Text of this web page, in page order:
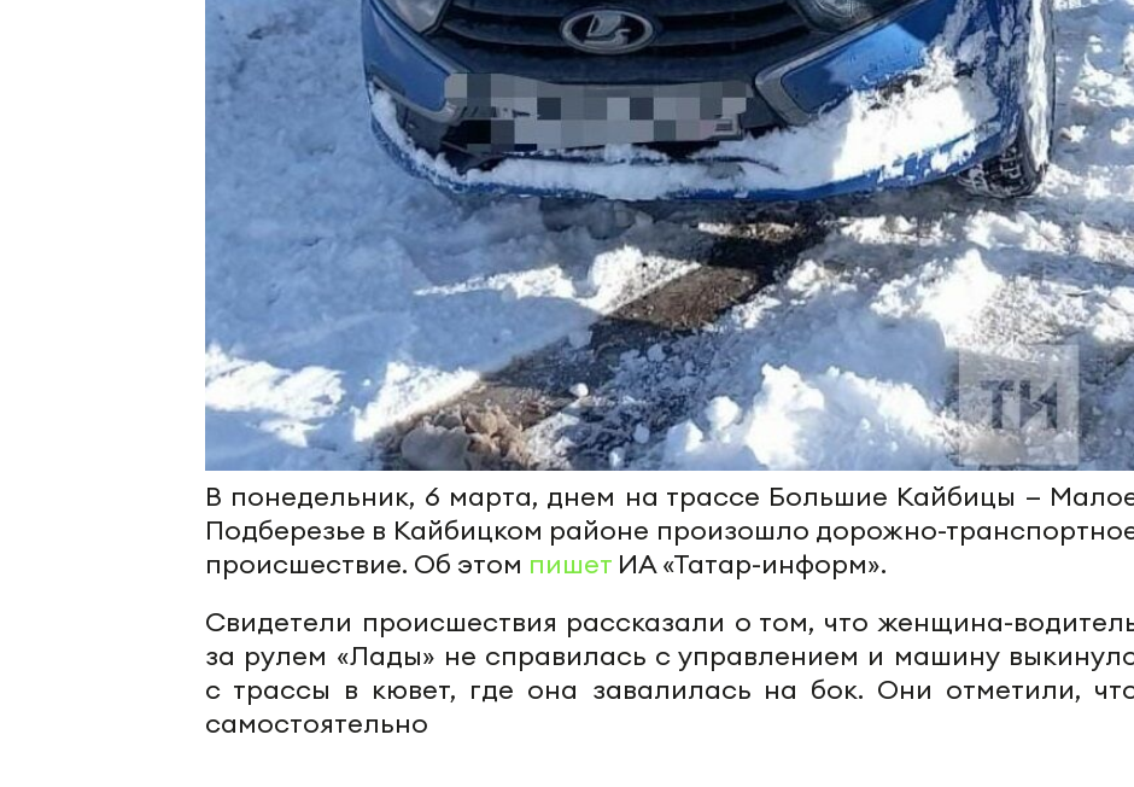
В понедельник, 6 марта, днем на трассе Большие Кайбицы —
Подберезье в Кайбицком районе произошло дорожно-
происшествие. Об этом пишет ИА «Татар-информ».
Свидетели происшествия рассказали о том, что женщина-
за рулем «Лады» не справилась с управлением и машину
с трассы в кювет, где она завалилась на бок. Они отметили,
самостоятельно